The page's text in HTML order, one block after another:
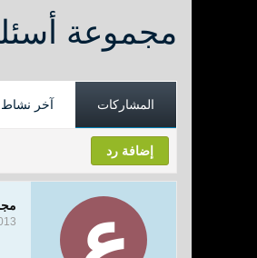
مجموعة
المشاركات آخر نشاط
إضافة رد
PM